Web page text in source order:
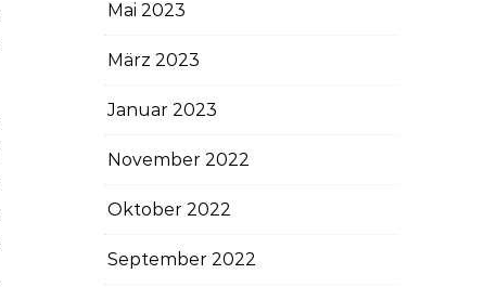
Mai 2023
März 2023
Januar 2023
November 2022
Oktober 2022
September 2022